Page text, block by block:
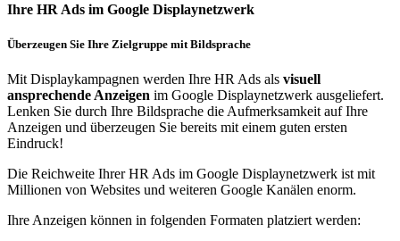
Ihre HR Ads im Google Displaynetzwerk
Überzeugen Sie Ihre Zielgruppe mit Bildsprache
Mit Displaykampagnen werden Ihre HR Ads als visuell
ansprechende Anzeigen im Google Displaynetzwerk ausgeliefert.
Lenken Sie durch Ihre Bildsprache die Aufmerksamkeit auf Ihre
Anzeigen und überzeugen Sie bereits mit einem guten ersten
Eindruck!
Die Reichweite Ihrer HR Ads im Google Displaynetzwerk ist mit
Millionen von Websites und weiteren Google Kanälen enorm.
Ihre Anzeigen können in folgenden Formaten platziert werden: